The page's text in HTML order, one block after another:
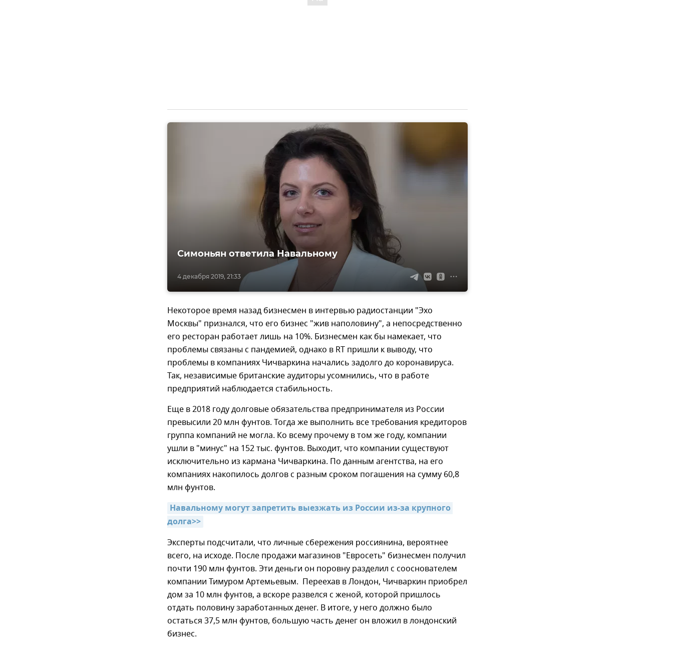
4 декабря 2019, 21:33
Симоньян ответила Навальному
Некоторое время назад бизнесмен в интервью радиостанции "Эхо
Москвы" признался, что его бизнес "жив наполовину", а непосредственно
его ресторан работает лишь на 10%. Бизнесмен как бы намекает, что
проблемы связаны с пандемией, однако в RT пришли к выводу, что
проблемы в компаниях Чичваркина начались задолго до коронавируса.
Так, независимые британские аудиторы усомнились, что в работе
предприятий наблюдается стабильность.
Еще в 2018 году долговые обязательства предпринимателя из России
превысили 20 млн фунтов. Тогда же выполнить все требования кредиторов
группа компаний не могла. Ко всему прочему в том же году, компании
ушли в "минус" на 152 тыс. фунтов. Выходит, что компании существуют
исключительно из кармана Чичваркина. По данным агентства, на его
компаниях накопилось долгов с разным сроком погашения на сумму 60,8
млн фунтов.
Навальному могут запретить выезжать из России из-за крупного
долга>>
Эксперты подсчитали, что личные сбережения россиянина, вероятнее
всего, на исходе. После продажи магазинов "Евросеть" бизнесмен получил
почти 190 млн фунтов. Эти деньги он поровну разделил с сооснователем
компании Тимуром Артемьевым. Переехав в Лондон, Чичваркин приобрел
дом за 10 млн фунтов, а вскоре развелся с женой, которой пришлось
отдать половину заработанных денег. В итоге, у него должно было
остаться 37,5 млн фунтов, большую часть денег он вложил в лондонский
бизнес.